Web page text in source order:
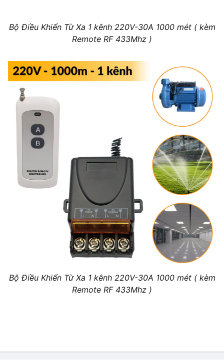
Bộ Điều Khiển Từ Xa 1 kênh 220V-30A 1000 mét ( kèm
Remote RF 433Mhz )
Bộ Điều Khiển Từ Xa 1 kênh 220V-30A 1000 mét ( kèm
Remote RF 433Mhz )